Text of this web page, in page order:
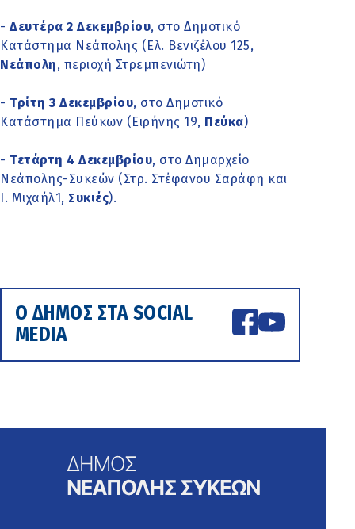
- Δευτέρα 2 Δεκεμβρίου, στο Δημοτικό
Κατάστημα Νεάπολης (Ελ. Βενιζέλου 125,
Νεάπολη, περιοχή Στρεμπενιώτη)
- Τρίτη 3 Δεκεμβρίου, στο Δημοτικό
Κατάστημα Πεύκων (Ειρήνης 19, Πεύκα)
- Τετάρτη 4 Δεκεμβρίου, στο Δημαρχείο
Νεάπολης-Συκεών (Στρ. Στέφανου Σαράφη και
Ι. Μιχαήλ1, Συκιές).
Ο ΔΗΜΟΣ ΣΤΑ SOCIAL
MEDIA